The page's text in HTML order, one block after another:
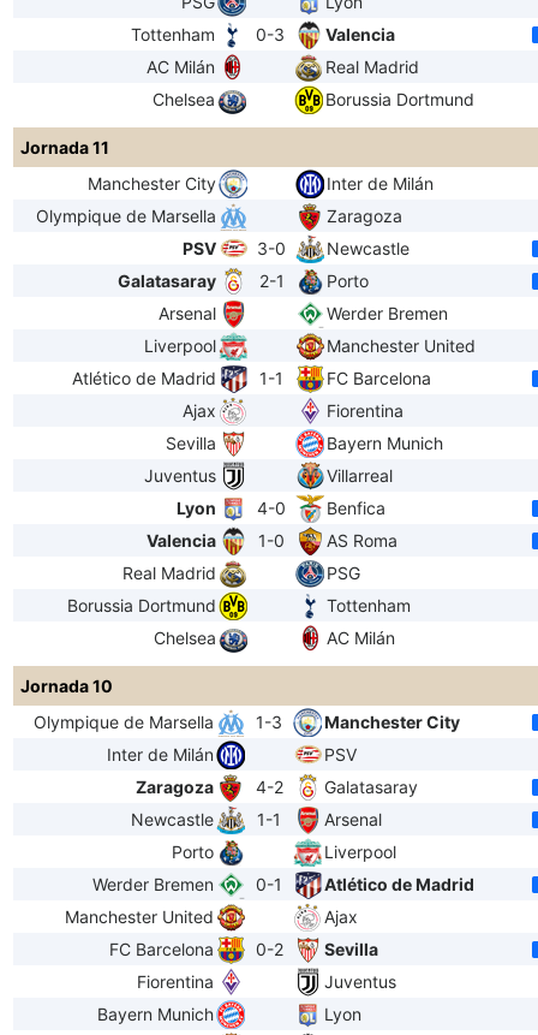
Tottenham
0-3
Valencia
AC Milán
Real Madrid
Chelsea
Borussia Dortmund
Jornada 11
Manchester City
Inter de Milán
Olympique de Marsella
Zaragoza
PSV
3-0
Newcastle
Galatasaray
2-1
Porto
Arsenal
Werder Bremen
Liverpool
Manchester United
Atlético de Madrid
1-1
FC Barcelona
Ajax
Fiorentina
Sevilla
Bayern Munich
Juventus
Villarreal
Lyon
4-0
Benfica
Valencia
1-0
AS Roma
Real Madrid
PSG
Borussia Dortmund
Tottenham
Chelsea
AC Milán
Jornada 10
Olympique de Marsella
1-3
Manchester City
Inter de Milán
PSV
Zaragoza
4-2
Galatasaray
Newcastle
1-1
Arsenal
Porto
Liverpool
Werder Bremen
0-1
Atlético de Madrid
Manchester United
Ajax
FC Barcelona
0-2
Sevilla
Fiorentina
Juventus
Bayern Munich
Lyon